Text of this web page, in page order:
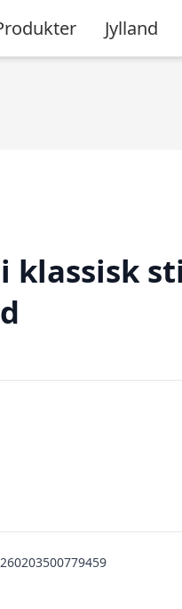
Jylland
klassisk